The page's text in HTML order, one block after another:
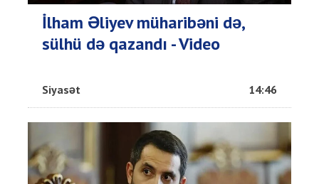
İlham Əliyev müharibəni də,
sülhü də qazandı - Video
Siyasət 14:46